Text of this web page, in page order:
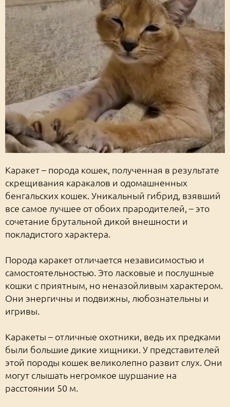
Каракет – порода кошек, полученная в результате
скрещивания каракалов и одомашненных
бенгальских кошек. Уникальный гибрид, взявший
все самое лучшее от обоих прародителей, – это
сочетание брутальной дикой внешности и
покладистого характера.
Порода каракет отличается независимостью и
самостоятельностью. Это ласковые и послушные
кошки с приятным, но неназойливым характером.
Они энергичны и подвижны, любознательны и
игривы.
Каракеты – отличные охотники, ведь их предками
были большие дикие хищники. У представителей
этой породы кошек великолепно развит слух. Они
могут слышать негромкое шуршание на
расстоянии 50 м.